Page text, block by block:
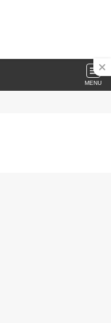
MENU